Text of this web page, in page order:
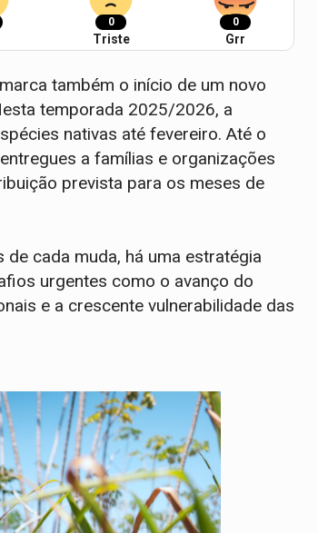
0
Triste
0
Grr
também o início de um novo
temporada 2025/2026, a
nativas até fevereiro. Até o
a famílias e organizações
prevista para os meses de
cada muda, há uma estratégia
urgentes como o avanço do
e a crescente vulnerabilidade das